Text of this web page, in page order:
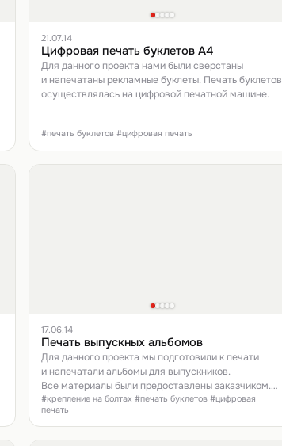
21.07.14
Цифровая печать буклетов А4
Для данного проекта нами были сверстаны
и напечатаны рекламные буклеты. Печать буклетов
осуществлялась на цифровой печатной машине.
#печать буклетов #цифровая печать
17.06.14
Печать выпускных альбомов
Для данного проекта мы подготовили к печати
и напечатали альбомы для выпускников.
Все материалы были предоставлены заказчиком.
Печать цифровая, на мелованной бумаге
плотностью 350 г/м2
#крепление на болтах #печать буклетов #цифровая
печать